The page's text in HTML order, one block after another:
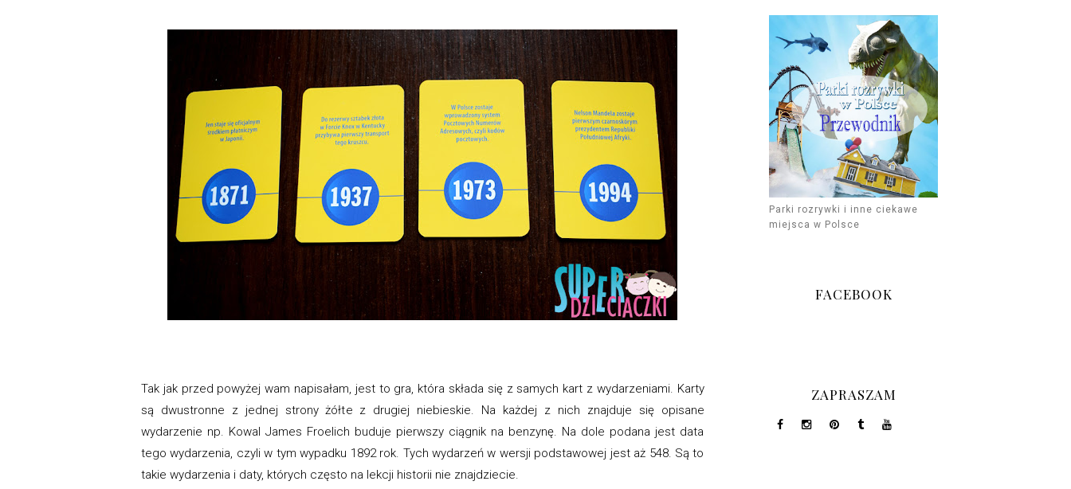
Tak jak przed powyżej wam napisałam, jest to gra, która składa się z samych kart z wydarzeniami. Karty
są dwustronne z jednej strony żółte z drugiej niebieskie. Na każdej z nich znajduje się opisane
wydarzenie np. Kowal James Froelich buduje pierwszy ciągnik na benzynę. Na dole podana jest data
tego wydarzenia, czyli w tym wypadku 1892 rok. Tych wydarzeń w wersji podstawowej jest aż 548. Są to
takie wydarzenia i daty, których często na lekcji historii nie znajdziecie.
Parki rozrywki i inne ciekawe
miejsca w Polsce
FACEBOOK
ZAPRASZAM